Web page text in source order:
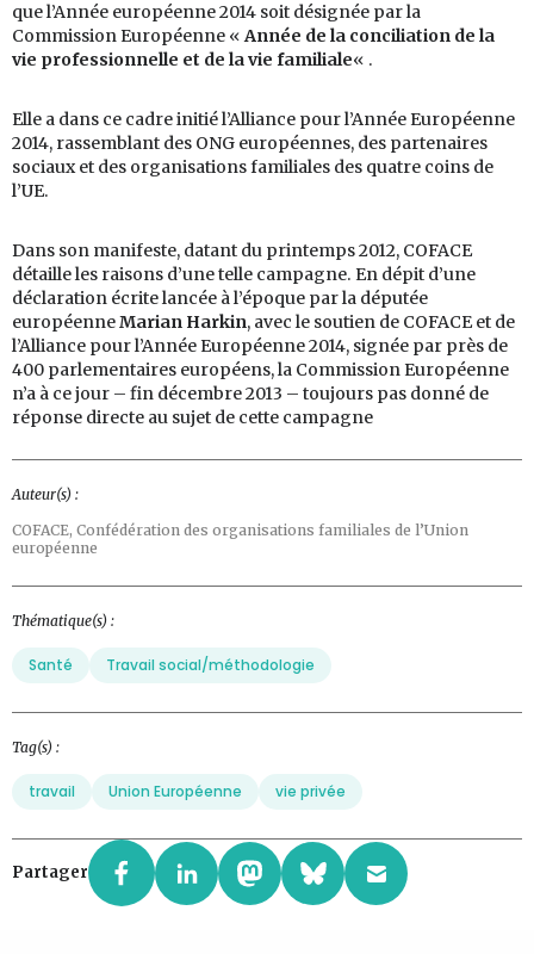
que l’Année européenne 2014 soit désignée par la
Commission Européenne «Année de la conciliation de la
vie professionnelle et de la vie familiale« .
Elle a dans ce cadre initié l’Alliance pour l’Année Européenne
2014, rassemblant des ONG européennes, des partenaires
sociaux et des organisations familiales des quatre coins de
l’UE.
Dans son manifeste, datant du printemps 2012, COFACE
détaille les raisons d’une telle campagne. En dépit d’une
déclaration écrite lancée à l’époque par la députée
européenneMarian Harkin, avec le soutien de COFACE et de
l’Alliance pour l’Année Européenne 2014, signée par près de
400 parlementaires européens, la Commission Européenne
n’a à ce jour – fin décembre 2013 – toujours pas donné de
réponse directe au sujet de cette campagne
Auteur(s) :
COFACE, Confédération des organisations familiales de l’Union
européenne
Thématique(s) :
Santé Travail social/méthodologie
Tag(s) :
travail Union Européenne vie privée
Partager